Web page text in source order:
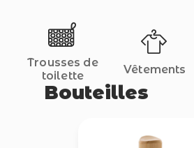
Trousses de
toilette
Vêtements
Bouteilles